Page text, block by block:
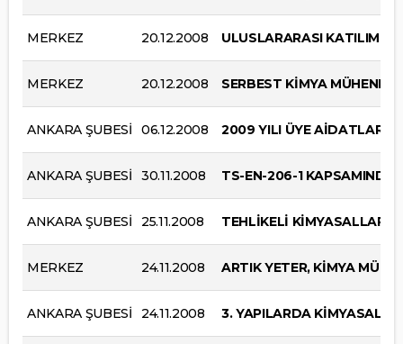
MERKEZ 20.12.2008 ULUSLARARASI KATILIMLI
MERKEZ 20.12.2008 SERBEST KİMYA
ANKARA ŞUBESİ 06.12.2008 2009 YILI ÜYE AİDATLARI
ANKARA ŞUBESİ 30.11.2008 TS-EN-206-1 KAPSAMINDA
ANKARA ŞUBESİ 25.11.2008 TEHLİKELİ
MERKEZ 24.11.2008 ARTIK YETER, KİMYA
ANKARA ŞUBESİ 24.11.2008 3. YAPILARDA KİMYASAL